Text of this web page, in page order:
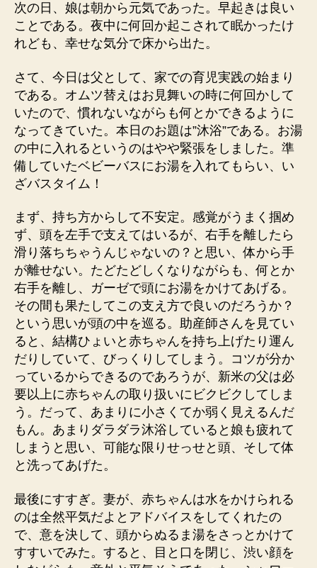
次の日、娘は朝から元気であった。早起きは良い
ことである。夜中に何回か起こされて眠かったけ
れども、幸せな気分で床から出た。
さて、今日は父として、家での育児実践の始まり
である。オムツ替えはお見舞いの時に何回かして
いたので、慣れないながらも何とかできるように
なってきていた。本日のお題は”沐浴”である。お湯
の中に入れるというのはやや緊張をしました。準
備していたベビーバスにお湯を入れてもらい、い
ざバスタイム！
まず、持ち方からして不安定。感覚がうまく掴め
ず、頭を左手で支えてはいるが、右手を離したら
滑り落ちちゃうんじゃないの？と思い、体から手
が離せない。たどたどしくなりながらも、何とか
右手を離し、ガーゼで頭にお湯をかけてあげる。
その間も果たしてこの支え方で良いのだろうか？
という思いが頭の中を巡る。助産師さんを見てい
ると、結構ひょいと赤ちゃんを持ち上げたり運ん
だりしていて、びっくりしてしまう。コツが分か
っているからできるのであろうが、新米の父は必
要以上に赤ちゃんの取り扱いにビクビクしてしま
う。だって、あまりに小さくてか弱く見えるんだ
もん。あまりダラダラ沐浴していると娘も疲れて
しまうと思い、可能な限りせっせと頭、そして体
と洗ってあげた。
最後にすすぎ。妻が、赤ちゃんは水をかけられる
のは全然平気だよとアドバイスをしてくれたの
で、意を決して、頭からぬるま湯をさっとかけて
すすいでみた。すると、目と口を閉じ、渋い顔を